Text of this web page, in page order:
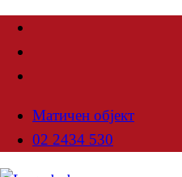
Матичен објект
02 2434 530